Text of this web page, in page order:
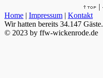
|
Home | Impressum | Kontakt
Wir hatten bereits 34.147 Gäste.
© 2023 by ffw-wickenrode.de